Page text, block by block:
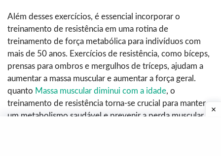
Além desses exercícios, é essencial incorporar o
treinamento de resistência em uma rotina de
treinamento de força metabólica para indivíduos com
mais de 50 anos. Exercícios de resistência, como bíceps,
prensas para ombros e mergulhos de tríceps, ajudam a
aumentar a massa muscular e aumentar a força geral.
quanto Massa muscular diminui com a idade, o
treinamento de resistência torna-se crucial para manter
um metabolismo saudável e prevenir a perda muscular.